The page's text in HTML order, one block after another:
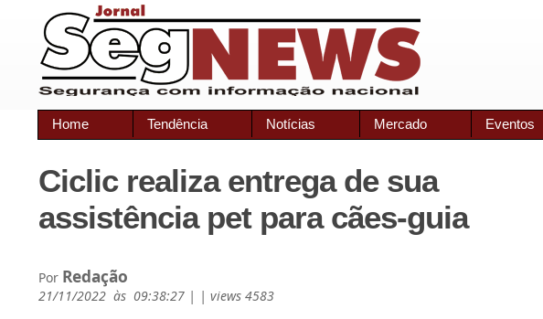
Home Tendência Notícias Mercado Eventos
Ciclic realiza entrega de sua
assistência pet para cães-guia
Por Redação
21/11/2022 às 09:38:27 | | views 4583